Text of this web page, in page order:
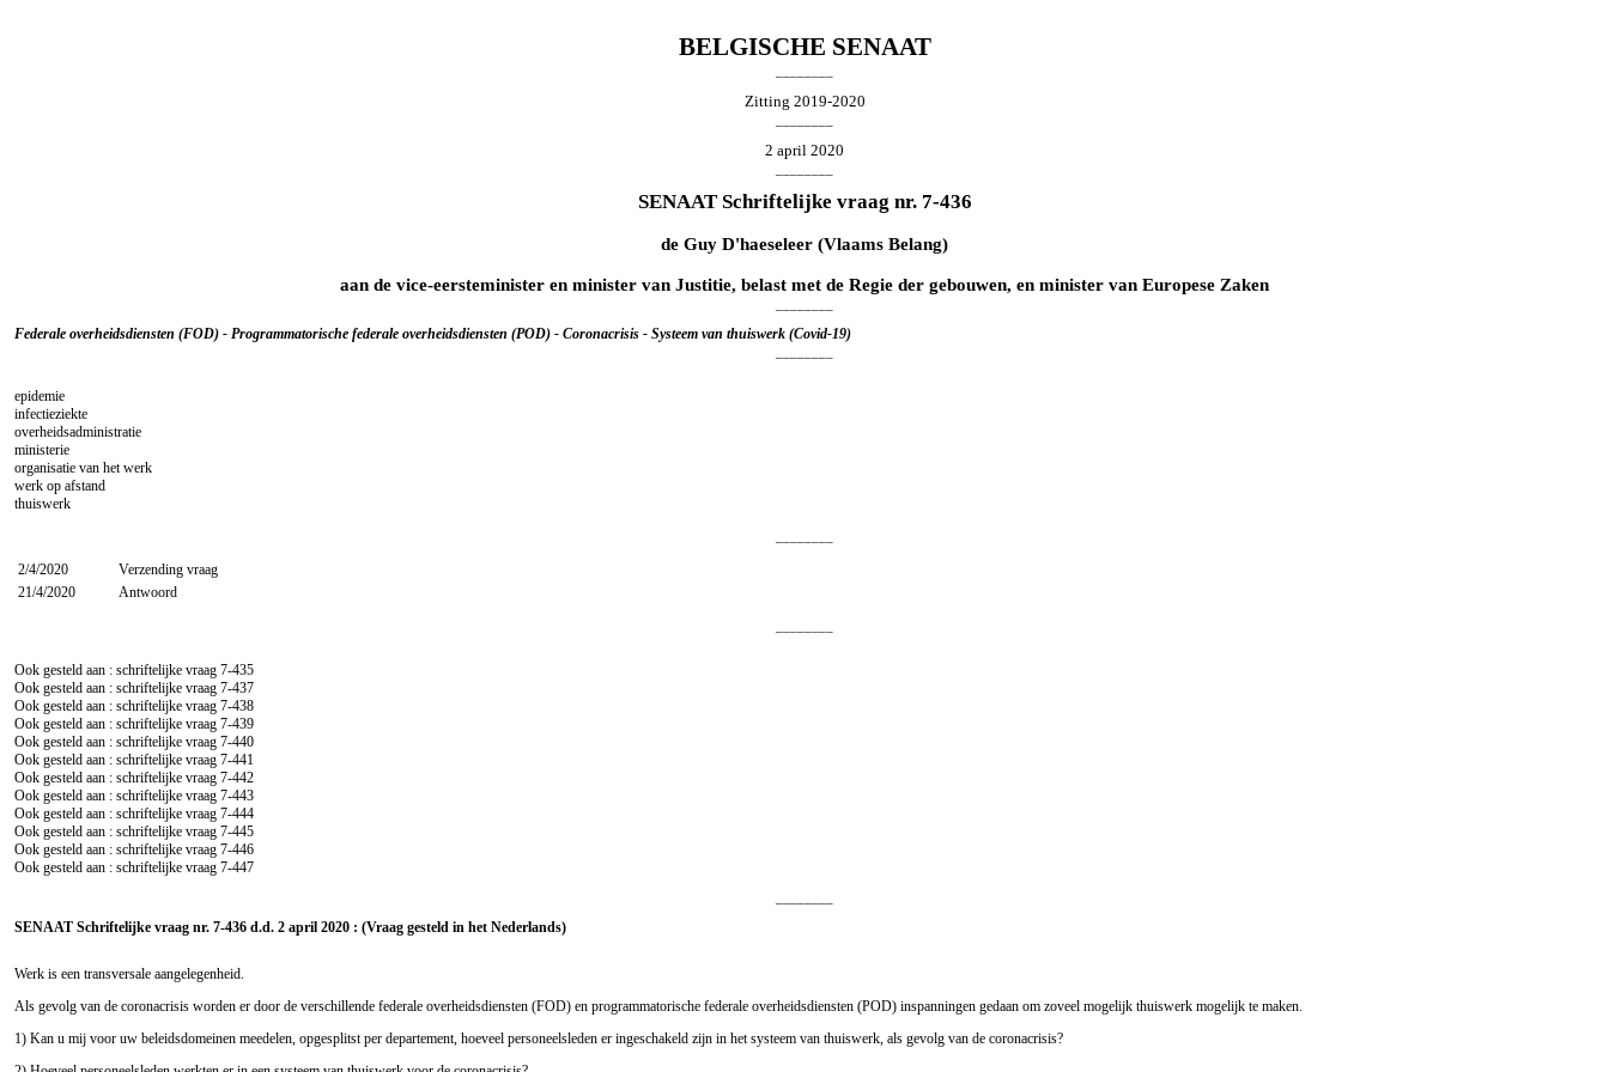
BELGISCHE SENAAT
Zitting 2019-2020
2 april 2020
SENAAT Schriftelijke vraag nr. 7-436
de Guy D'haeseleer (Vlaams Belang)
aan de vice-eersteminister en minister van Justitie, belast met de Regie der gebouwen, en minister van Europese Zaken
Federale overheidsdiensten (FOD) - Programmatorische federale overheidsdiensten (POD) - Coronacrisis - Systeem van thuiswerk (Covid-19)
epidemie
infectieziekte
overheidsadministratie
ministerie
organisatie van het werk
werk op afstand
thuiswerk
2/4/2020
Verzending vraag
21/4/2020
Antwoord
Ook gesteld aan : schriftelijke vraag 7-435
Ook gesteld aan : schriftelijke vraag 7-437
Ook gesteld aan : schriftelijke vraag 7-438
Ook gesteld aan : schriftelijke vraag 7-439
Ook gesteld aan : schriftelijke vraag 7-440
Ook gesteld aan : schriftelijke vraag 7-441
Ook gesteld aan : schriftelijke vraag 7-442
Ook gesteld aan : schriftelijke vraag 7-443
Ook gesteld aan : schriftelijke vraag 7-444
Ook gesteld aan : schriftelijke vraag 7-445
Ook gesteld aan : schriftelijke vraag 7-446
Ook gesteld aan : schriftelijke vraag 7-447
SENAAT Schriftelijke vraag nr. 7-436 d.d. 2 april 2020 : (Vraag gesteld in het Nederlands)
Werk is een transversale aangelegenheid.
Als gevolg van de coronacrisis worden er door de verschillende federale overheidsdiensten (FOD) en programmatorische federale overheidsdiensten (POD) inspanningen gedaan om zoveel mogelijk thuiswerk mogelijk te maken.
1) Kan u mij voor uw beleidsdomeinen meedelen, opgesplitst per departement, hoeveel personeelsleden er ingeschakeld zijn in het systeem van thuiswerk, als gevolg van de coronacrisis?